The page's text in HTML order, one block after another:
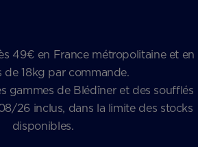
49€ en France métropolitaine et en
de 18kg par commande.
gammes de Blédîner et des soufflés
26 inclus, dans la limite des stocks
disponibles.